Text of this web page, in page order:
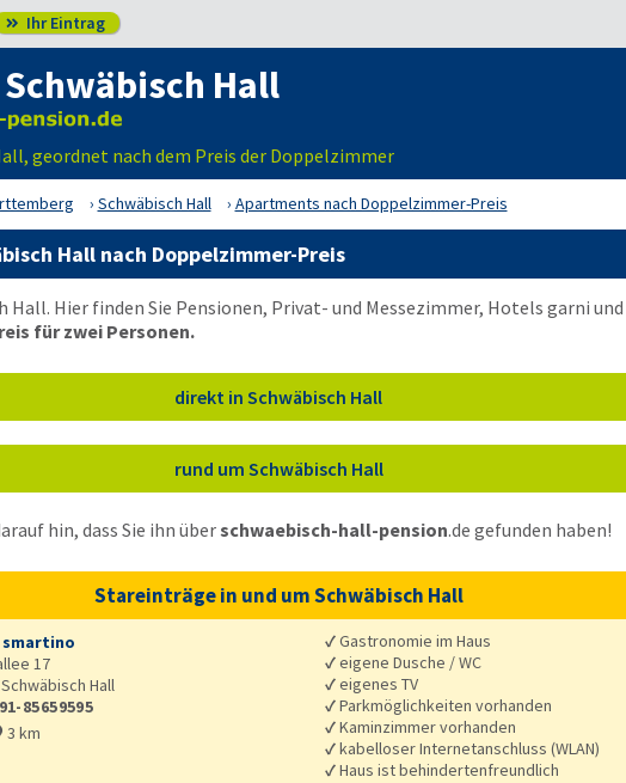
 Ihr Eintrag
Hall
geordnet nach dem Preis der Doppelzimmer
Schwäbisch Hall Apartments nach Doppelzimmer-Preis
Hall nach Doppelzimmer-Preis
Hall. Hier finden Sie Pensionen, Privat- und Messezimmer, Hotels garni und
für zwei Personen.
direkt in Schwäbisch Hall
rund um Schwäbisch Hall
hin, dass Sie ihn überschwaebisch-hall-pension.de gefunden haben!
Stareinträge in und um Schwäbisch Hall
17
Schwäbisch Hall
85659595
3 km
✓Gastronomie im Haus
✓eigene Dusche / WC
✓eigenes TV
✓Parkmöglichkeiten vorhanden
✓Kaminzimmer vorhanden
✓kabelloser Internetanschluss (WLAN)
✓Haus ist behindertenfreundlich